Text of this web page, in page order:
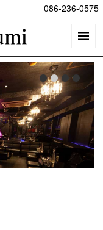
086-236-0575